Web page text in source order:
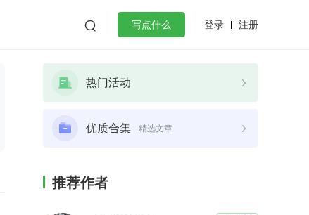
 写点什么 登录 注册
热门活动
优质合集 精选文章
推荐作者